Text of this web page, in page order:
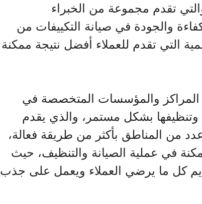
تقدم مجموعة من الخبراء
والجودة في صيانة التكييفات من
التي تقدم للعملاء أفضل نتيجة ممكنة
المراكز والمؤسسات المتخصصة في
وتنظيفها بشكل مستمر، والذي يقدم
من المناطق بأكثر من طريقة فعالة،
في عملية الصيانة والتنظيف، حيث
كل ما يرضي العملاء ويعمل على جذب